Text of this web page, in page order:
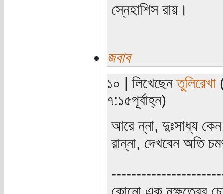
স্নেহাশিস রায়।
জবাব
১০ | লিখেছেনতুলিরেখা
৭:১৫পূর্বাহ্ন)
আরে ন্না, দুঃসাধ্য
রান্না, দেখবেন অতি
কোনো এক নক্ষত্রের